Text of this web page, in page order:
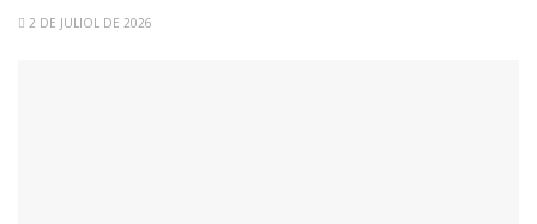
2 DE JULIOL DE 2026